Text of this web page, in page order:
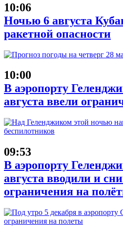
10:06
Ночью 6 августа
ракетной опасности
10:00
В аэропорту
августа ввели
09:53
В аэропорту
августа вводили и
ограничения на